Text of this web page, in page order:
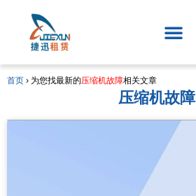
首页 › 为您找最新的压缩机故障相关文章
压缩机故障